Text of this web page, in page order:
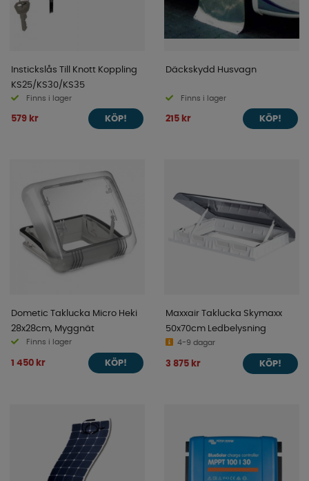
Instickslås Till Knott Koppling
KS25/KS30/KS35
Finns i lager
579 kr KÖP!
Däckskydd Husvagn
Finns i lager
215 kr KÖP!
Dometic Taklucka Micro Heki
28x28cm, Myggnät
Finns i lager
1 450 kr KÖP!
Maxxair Taklucka Skymaxx
50x70cm Ledbelysning
4-9 dagar
3 875 kr KÖP!